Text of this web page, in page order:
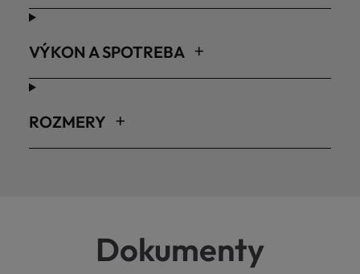
VÝKON A SPOTREBA
ROZMERY
Dokumenty